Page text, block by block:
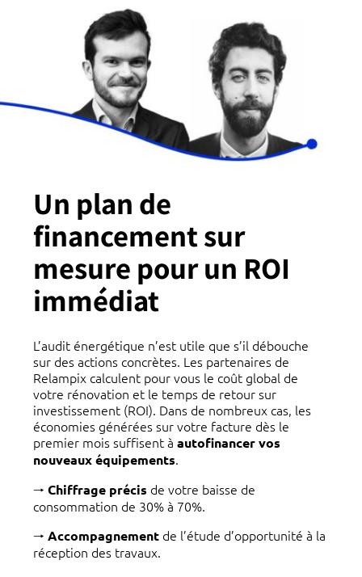
Un plan de
financement sur
mesure pour un ROI
immédiat
L’audit énergétique n’est utile que s’il débouche
sur des actions concrètes. Les partenaires de
Relampix calculent pour vous le coût global de
votre rénovation et le temps de retour sur
investissement (ROI). Dans de nombreux cas, les
économies générées sur votre facture dès le
premier mois suffisent à autofinancer vos
nouveaux équipements.
🠒 Chiffrage précis de votre baisse de
consommation de 30% à 70%.
🠒 Accompagnementde l’étude d’opportunité à la
réception des travaux.